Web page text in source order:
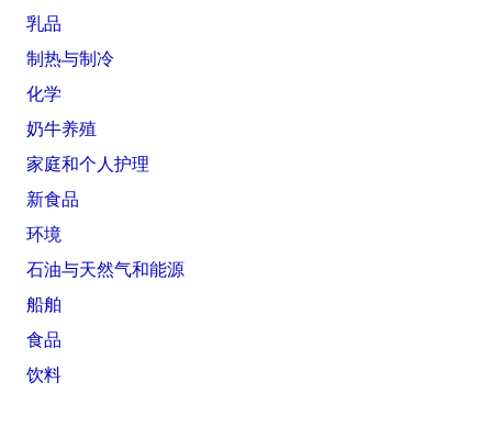
乳品
制热与制冷
化学
奶牛养殖
家庭和个人护理
新食品
环境
石油与天然气和能源
船舶
食品
饮料